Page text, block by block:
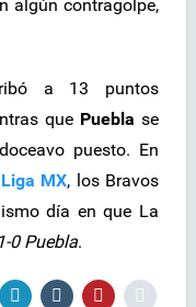
algún contragolpe,
a 13 puntos
que Puebla se
puesto. En
Liga MX, los Bravos
día en que La
0 Puebla.